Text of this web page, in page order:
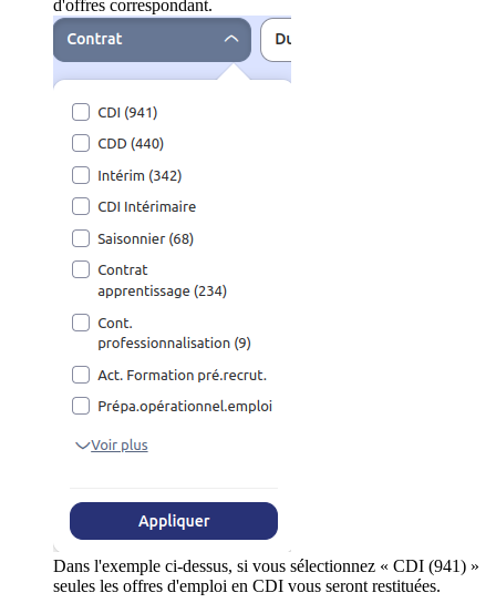
d'offres correspondant.
Dans l'exemple ci-dessus, si vous sélectionnez « CDI (941) »
seules les offres d'emploi en CDI vous seront restituées.